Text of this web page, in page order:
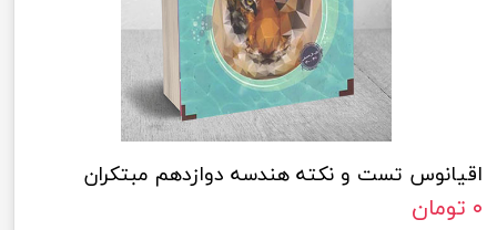
اقیانوس تست و نکته هندسه دوازدهم مبتکران
۰ تومان